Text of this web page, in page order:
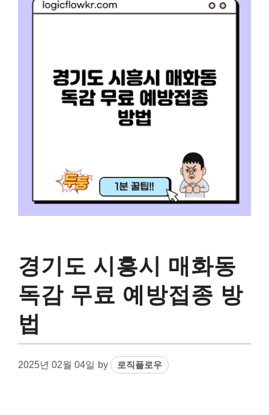
경기도 시흥시 매화동
독감 무료 예방접종 방
법
2025년 02월 04일 by 로직플로우